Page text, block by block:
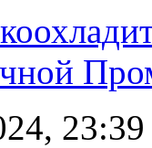
23:39